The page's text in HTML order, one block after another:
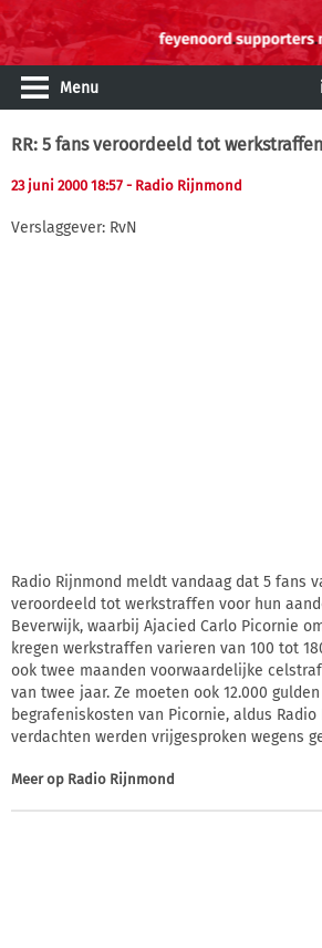
Menu
RR: 5 fans veroordeeld tot werkstraffen
23 juni 2000 18:57 - Radio Rijnmond
Verslaggever: RvN
Radio Rijnmond meldt vandaag dat 5 fans
veroordeeld tot werkstraffen voor hun
Beverwijk, waarbij Ajacied Carlo Picornie
kregen werkstraffen varieren van 100 tot
ook twee maanden voorwaardelijke
van twee jaar. Ze moeten ook 12.000
begrafeniskosten van Picornie, aldus Radio
verdachten werden vrijgesproken wegens
Meer op Radio Rijnmond